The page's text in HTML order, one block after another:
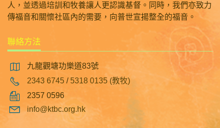
人，並透過培訓和牧養讓人更認識基督。同時，我們亦致力
傳福音和關懷社區內的需要，向普世宣揚整全的福音。
聯絡方法
九龍觀塘功樂道83號
2343 6745 / 5318 0135 (教牧)
2357 0596
info@ktbc.org.hk